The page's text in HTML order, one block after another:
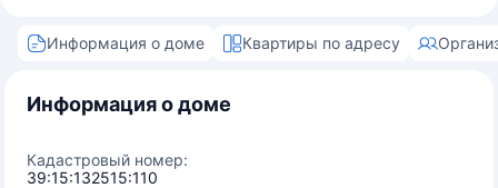
Информация о доме Квартиры по адресу
Информация о доме
Кадастровый номер:
39:15:132515:110